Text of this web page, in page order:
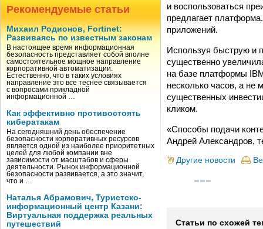
Рекомендуемые статьи
Михаил Родионов, Fortinet:
Развиваясь по известным законам
В настоящее время информационная
безопасность представляет собой вполне
самостоятельное мощное направление
корпоративной автоматизации.
Естественно, что в таких условиях
направление это все теснее связывается
с вопросами прикладной
информационной …
Как эффективно противостоять
кибератакам
На сегодняшний день обеспечение
безопасности корпоративных ресурсов
является одной из наиболее приоритетных
целей для любой компании вне
зависимости от масштабов и сферы
деятельности. Рынок информационной
безопасности развивается, а это значит,
что и …
Наталья Абрамович, Туристско-
информационный центр Казани:
Виртуальная поддержка реальных
путешествий
и воспользоваться
предлагает
приложений.
Используя быструю и
существенно
на базе платформы
несколько часов, а не
существенных
кликом.
«Способы подачи
Андрей Александров,
Другие новости
Статьи по схожей